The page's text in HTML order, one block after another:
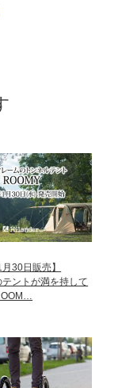
月30日販売】
ントが満を持して